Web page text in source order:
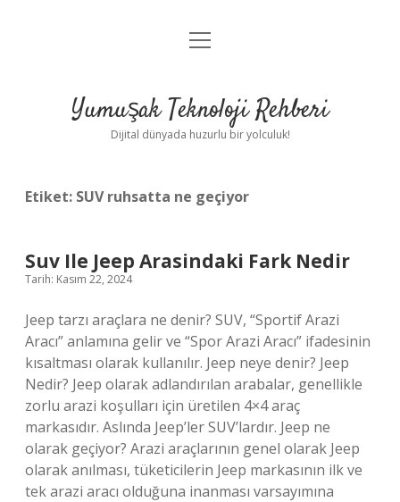
Anasayfa
Yasal Uyarı
menüyü
Yumuşak Teknoloji Rehberi
Dijital dünyada huzurlu bir yolculuk!
Etiket: SUV ruhsatta ne geçiyor
Suv Ile Jeep Arasindaki Fark Nedir
Tarih: Kasım 22, 2024
Jeep tarzı araçlara ne denir? SUV, “Sportif Arazi
Aracı” anlamına gelir ve “Spor Arazi Aracı” ifadesinin
kısaltması olarak kullanılır. Jeep neye denir? Jeep
Nedir? Jeep olarak adlandırılan arabalar, genellikle
zorlu arazi koşulları için üretilen 4×4 araç
markasıdır. Aslında Jeep’ler SUV’lardır. Jeep ne
olarak geçiyor? Arazi araçlarının genel olarak Jeep
olarak anılması, tüketicilerin Jeep markasının ilk ve
tek arazi aracı olduğuna inanması varsayımına